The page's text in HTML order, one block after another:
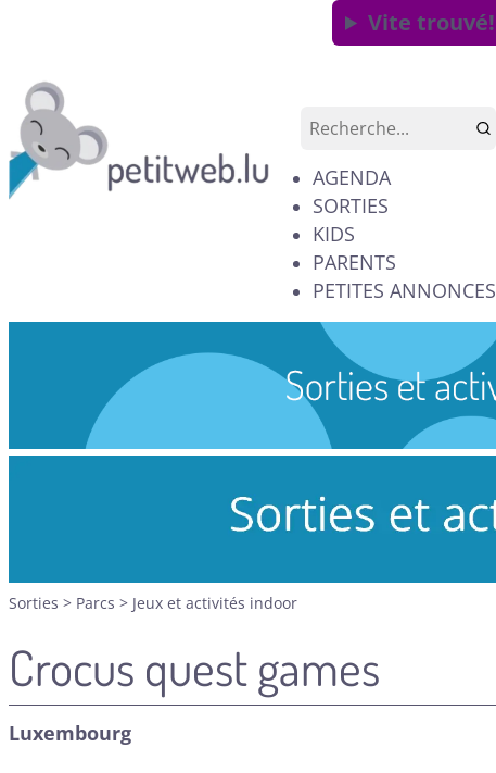
Vite trouvé!
AGENDA
SORTIES
KIDS
PARENTS
PETITES ANNONCES
Sorties > Parcs > Jeux et activités indoor
Crocus quest games
Luxembourg